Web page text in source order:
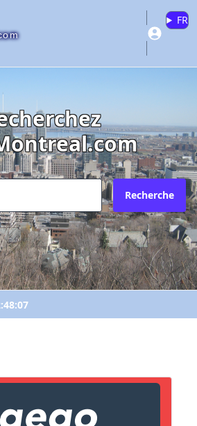
FR
Recherche